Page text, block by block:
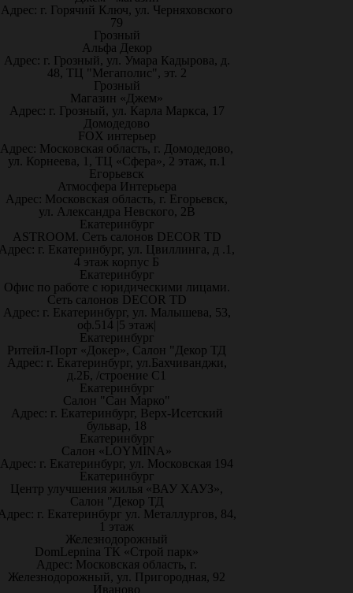
Адрес: г. Горячий Ключ, ул. Черняховского
79
Грозный
Альфа Декор
Адрес: г. Грозный, ул. Умара Кадырова, д.
48, ТЦ "Мегаполис", эт. 2
Грозный
Магазин «Джем»
Адрес: г. Грозный, ул. Карла Маркса, 17
Домодедово
FOX интерьер
Адрес: Московская область, г. Домодедово,
ул. Корнеева, 1, ТЦ «Сфера», 2 этаж, п.1
Егорьевск
Атмосфера Интерьера
Адрес: Московская область, г. Егорьевск,
ул. Александра Невского, 2В
Екатеринбург
ASTROOM. Сеть салонов DECOR TD
г. Екатеринбург, ул. Цвиллинга, д .1,
4 этаж корпус Б
Екатеринбург
Офис по работе с юридическими лицами.
Сеть салонов DECOR TD
Адрес: г. Екатеринбург, ул. Малышева, 53,
оф.514 |5 этаж|
Екатеринбург
Ритейл-Порт «Докер», Салон "Декор ТД
Адрес: г. Екатеринбург, ул.Бахчиванджи,
д.2Б, /строение С1
Екатеринбург
Салон "Сан Марко"
Адрес: г. Екатеринбург, Верх-Исетский
бульвар, 18
Екатеринбург
Салон «LOYMINA»
Адрес: г. Екатеринбург, ул. Московская 194
Екатеринбург
Центр улучшения жилья «ВАУ ХАУЗ»,
Салон "Декор ТД
г. Екатеринбург ул. Металлургов, 84,
1 этаж
Железнодорожный
DomLepnina ТК «Строй парк»
Адрес: Московская область, г.
Железнодорожный, ул. Пригородная, 92
Иваново